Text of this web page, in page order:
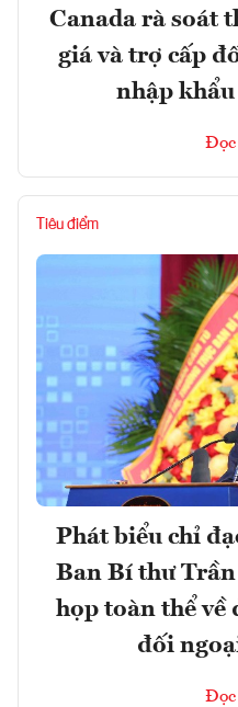
Canada rà soát
giá và trợ cấp
nhập
Đọc
Tiêu điểm
Phát biểu chỉ
Ban Bí thư
họp toàn thể về
đối
Đọc